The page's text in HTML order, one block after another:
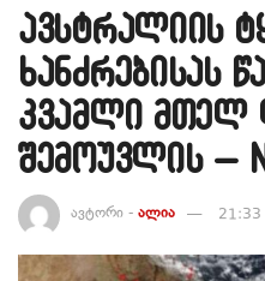
ავსტრალიის
ხანძრებისას
კვამლი მთელ
შემოუვლის –
ავტორი - ალია 21:33